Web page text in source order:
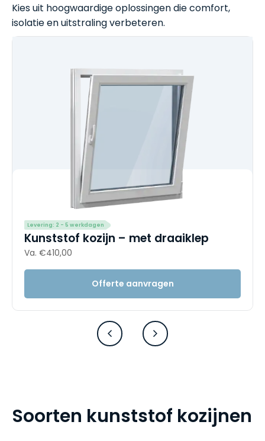
Kies uit hoogwaardige oplossingen die comfort,
isolatie en uitstraling verbeteren.
Levering: 2 - 5 werkdagen
Kunststof kozijn – met draaiklep
Va. €410,00
Offerte aanvragen
Soorten kunststof kozijnen